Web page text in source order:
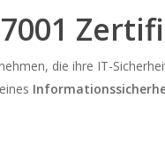
die ihre IT-